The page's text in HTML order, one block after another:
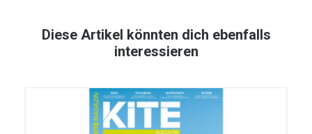
Diese Artikel könnten dich ebenfalls
interessieren